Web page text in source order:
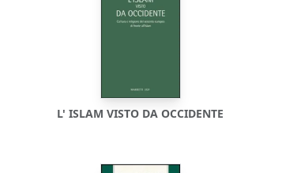
L' ISLAM VISTO DA OCCIDENTE